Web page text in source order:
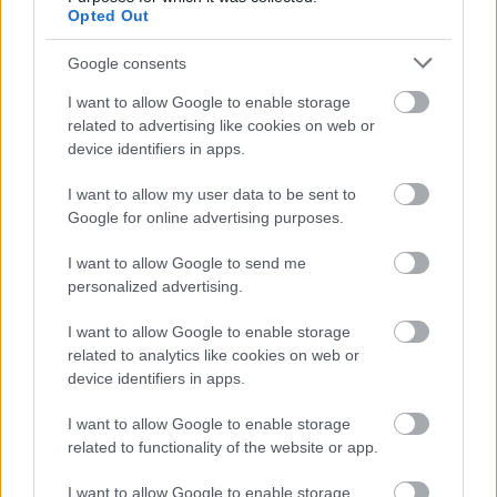
Opted Out
Google consents
I want to allow Google to enable storage
related to advertising like cookies on web or
device identifiers in apps.
I want to allow my user data to be sent to
Google for online advertising purposes.
I want to allow Google to send me
personalized advertising.
I want to allow Google to enable storage
related to analytics like cookies on web or
device identifiers in apps.
I want to allow Google to enable storage
related to functionality of the website or app.
I want to allow Google to enable storage
Lengyelországot, hogy leányági örökösödését biztosítsa – ez
fejedelem által támasztott diplomáciai bonyodalmakból,
vagy a pogány litvánok támadásaiból eredő
1377-ben utóbbi célból vezetett hadjáratot Keystiut
fejedelem ellen, a második látogatás során pedig több
hónapot is eltöltött Krakkóban, hogy lecsendesítse az
édesanyja ellen fellázadt lengyeleket. Nagy Lajos eztán
Oppelni László korábbi nádort, majd 1379-ben – egy évre –
ismét Erzsébet anyakirálynét állította az ország élére,
érdektelensége azonban abban is nyomon követhető, hogy
édesanyja 1380-ban bekövetkező halála után lengyel
előkelőkre bízta az állam ügyeit.
Ez a gyakorta lanyhának bélyegzett hozzáállás aztán komoly